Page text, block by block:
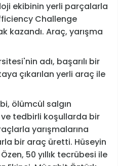
ekibinin yerli parçalarla
Challenge
kazandı. Araç, yarışma
adı, başarılı bir
çıkarılan yerli araç ile
ölümcül salgın
tedbirli koşullarda bir
yarışmalarına
bir araç üretti. Hüseyin
50 yıllık tecrübesi ile